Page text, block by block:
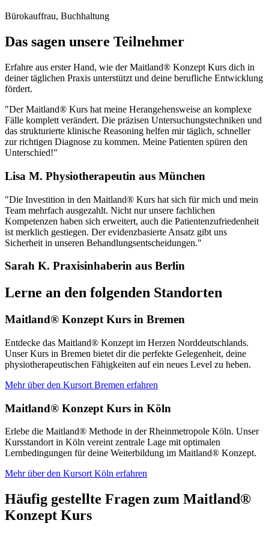
Bürokauffrau, Buchhaltung
Das sagen unsere Teilnehmer
Erfahre aus erster Hand, wie der Maitland® Konzept Kurs dich in
deiner täglichen Praxis unterstützt und deine berufliche Entwicklung
fördert.
"Der Maitland® Kurs hat meine Herangehensweise an komplexe
Fälle komplett verändert. Die präzisen Untersuchungstechniken und
das strukturierte klinische Reasoning helfen mir täglich, schneller
zur richtigen Diagnose zu kommen. Meine Patienten spüren den
Unterschied!"
Lisa M. Physiotherapeutin aus München
"Die Investition in den Maitland® Kurs hat sich für mich und mein
Team mehrfach ausgezahlt. Nicht nur unsere fachlichen
Kompetenzen haben sich erweitert, auch die Patientenzufriedenheit
ist merklich gestiegen. Der evidenzbasierte Ansatz gibt uns
Sicherheit in unseren Behandlungsentscheidungen."
Sarah K. Praxisinhaberin aus Berlin
Lerne an den folgenden Standorten
Maitland® Konzept Kurs in Bremen
Entdecke das Maitland® Konzept im Herzen Norddeutschlands.
Unser Kurs in Bremen bietet dir die perfekte Gelegenheit, deine
physiotherapeutischen Fähigkeiten auf ein neues Level zu heben.
Mehr über den Kursort Bremen erfahren
Maitland® Konzept Kurs in Köln
Erlebe die Maitland® Methode in der Rheinmetropole Köln. Unser
Kursstandort in Köln vereint zentrale Lage mit optimalen
Lernbedingungen für deine Weiterbildung im Maitland® Konzept.
Mehr über den Kursort Köln erfahren
Häufig gestellte Fragen zum Maitland®
Konzept Kurs